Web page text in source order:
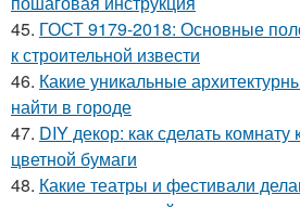
45. ГОСТ 9179-2018: Основные
к строительной извести
46. Какие уникальные
найти в городе
47. DIY декор: как сделать
цветной бумаги
48. Какие театры и фестивали